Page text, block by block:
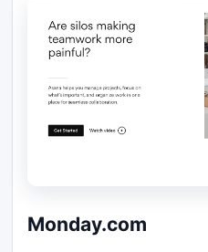
Monday.com